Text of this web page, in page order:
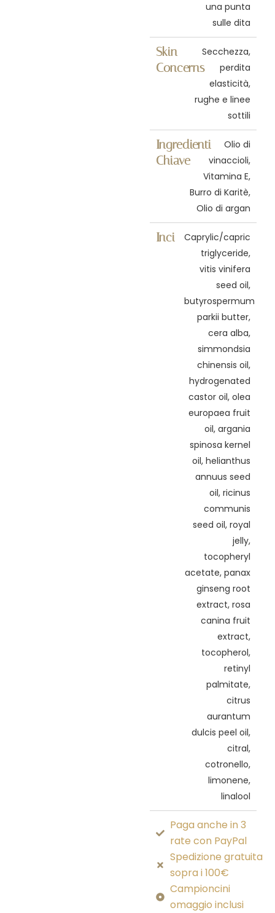
una punta
sulle dita
Skin
Concerns
Secchezza,
perdita
elasticità,
rughe e linee
sottili
Ingredienti
Chiave
Olio di
vinaccioli,
Vitamina E,
Burro di Karitè,
Olio di argan
Inci
Caprylic/capric
triglyceride,
vitis vinifera
seed oil,
butyrospermum
parkii butter,
cera alba,
simmondsia
chinensis oil,
hydrogenated
castor oil, olea
europaea fruit
oil, argania
spinosa kernel
oil, helianthus
annuus seed
oil, ricinus
communis
seed oil, royal
jelly,
tocopheryl
acetate, panax
ginseng root
extract, rosa
canina fruit
extract,
tocopherol,
retinyl
palmitate,
citrus
aurantum
dulcis peel oil,
citral,
cotronello,
limonene,
linalool
Paga anche in 3
rate con PayPal
Spedizione gratuita
sopra i 100€
Campioncini
omaggio inclusi